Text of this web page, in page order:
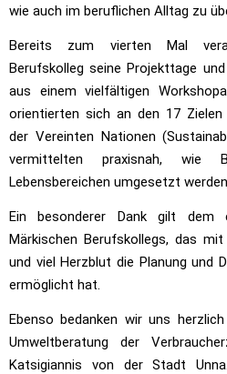
wie auch im beruflichen Alltag zu
Bereits zum vierten Mal
Berufskolleg seine Projekttage
aus einem vielfältigen
orientierten sich an den 17
der Vereinten Nationen
vermittelten praxisnah, wie
Lebensbereichen umgesetzt
Ein besonderer Dank gilt dem
Märkischen Berufskollegs, das
und viel Herzblut die Planung und
ermöglicht hat.
Ebenso bedanken wir uns
Umweltberatung der
Katsigiannis von der Stadt